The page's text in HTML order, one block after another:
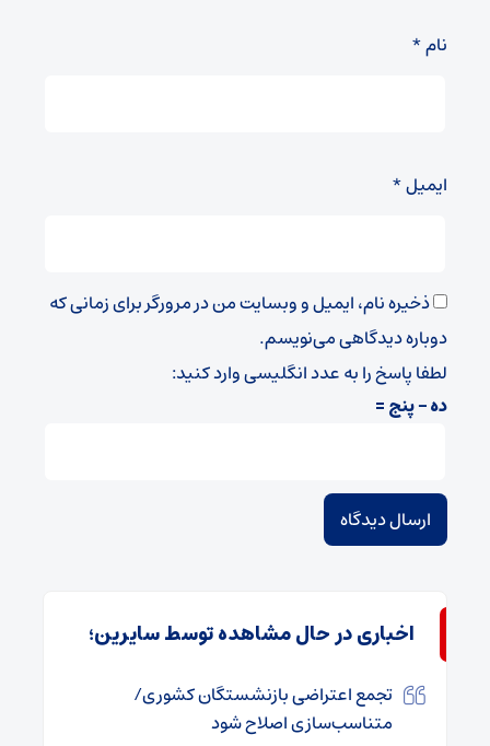
نام*
ایمیل*
ذخیره نام، ایمیل و وبسایت من در مرورگر برای زمانی که
دوباره دیدگاهی می‌نویسم.
لطفا پاسخ را به عدد انگلیسی وارد کنید:
ده − پنج =
اخباری در حال مشاهده توسط سایرین؛
تجمع اعتراضی بازنشستگان کشوری/
متناسب‌سازی اصلاح شود